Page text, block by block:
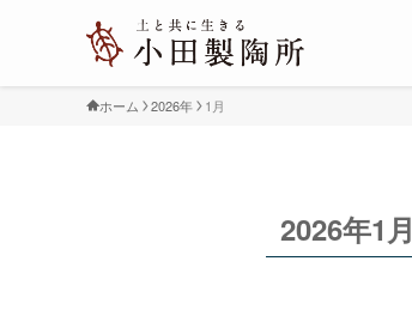
ホーム 2026年 1月
2026年1月